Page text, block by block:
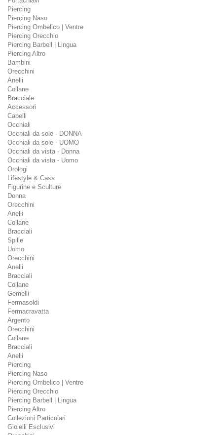
Piercing
Piercing Naso
Piercing Ombelico | Ventre
Piercing Orecchio
Piercing Barbell | Lingua
Piercing Altro
Bambini
Orecchini
Anelli
Collane
Bracciale
Accessori
Capelli
Occhiali
Occhiali da sole - DONNA
Occhiali da sole - UOMO
Occhiali da vista - Donna
Occhiali da vista - Uomo
Orologi
Lifestyle & Casa
Figurine e Sculture
Donna
Orecchini
Anelli
Collane
Bracciali
Spille
Uomo
Orecchini
Anelli
Bracciali
Collane
Gemelli
Fermasoldi
Fermacravatta
Argento
Orecchini
Collane
Bracciali
Anelli
Piercing
Piercing Naso
Piercing Ombelico | Ventre
Piercing Orecchio
Piercing Barbell | Lingua
Piercing Altro
Collezioni Particolari
Gioielli Esclusivi